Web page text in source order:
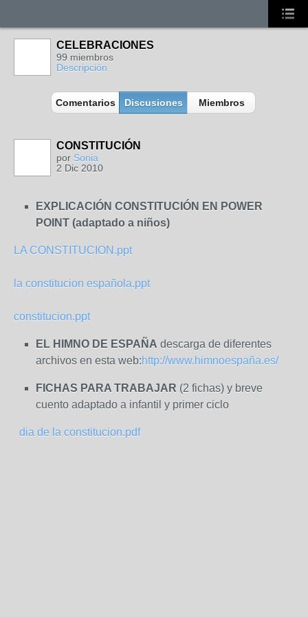
CELEBRACIONES
99 miembros
Descripción
Comentarios Discusiones Miembros
CONSTITUCIÓN
por Sonia
2 Dic 2010
EXPLICACIÓN CONSTITUCIÓN EN POWER
POINT (adaptado a niños)
LA CONSTITUCION.ppt
la constitucion española.ppt
constitucion.ppt
EL HIMNO DE ESPAÑA descarga de diferentes
archivos en esta web:http://www.himnoespaña.es/
FICHAS PARA TRABAJAR (2 fichas) y breve
cuento adaptado a infantil y primer ciclo
dia de la constitucion.pdf